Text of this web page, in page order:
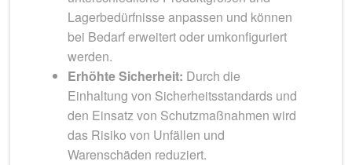
Lagerbedürfnisse anpassen und können
bei Bedarf erweitert oder umkonfiguriert
werden.
Erhöhte Sicherheit: Durch die
Einhaltung von Sicherheitsstandards und
den Einsatz von Schutzmaßnahmen wird
das Risiko von Unfällen und
Warenschäden reduziert.